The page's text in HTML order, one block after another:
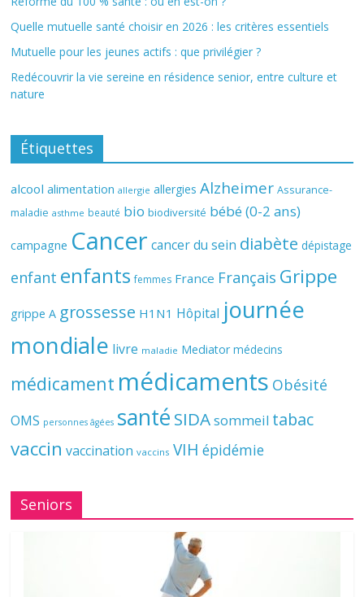
Quelle mutuelle santé choisir en 2026 : les critères essentiels
Mutuelle pour les jeunes actifs : que privilégier ?
Redécouvrir la vie sereine en résidence senior, entre culture et
nature
Étiquettes
alcool alimentation allergie allergies Alzheimer Assurance-
maladie asthme beauté bio biodiversité bébé (0-2 ans)
campagne Cancer cancer du sein diabète dépistage
enfant enfants femmes France Français Grippe
grippe A grossesse H1N1 Hôpital journée
mondiale livre maladie Mediator médecins
médicament médicaments Obésité
OMS personnes âgées santé SIDAsommeil tabac
vaccin vaccination vaccins VIH épidémie
Seniors